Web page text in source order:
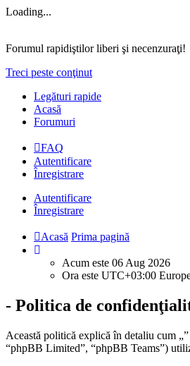
Loading...
Forumul rapidiştilor liberi şi necenzuraţi!
Treci peste conţinut
Legături rapide
Acasă
Forumuri
FAQ
Autentificare
Înregistrare
Autentificare
Înregistrare
Acasă Prima pagină
Acum este 06 Aug 2026
Ora este UTC+03:00
- Politica de
Această politică explică în detaliu cum
“phpBB Limited”, “phpBB Teams”)